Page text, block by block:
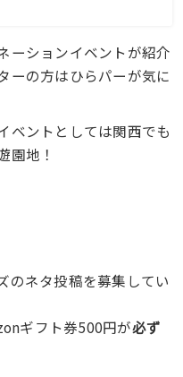
ーションイベントが紹介
ーの方はひらパーが気に
ベントとしては関西でも
園地！
のネタ投稿を募集してい
ギフト券500円が必ず